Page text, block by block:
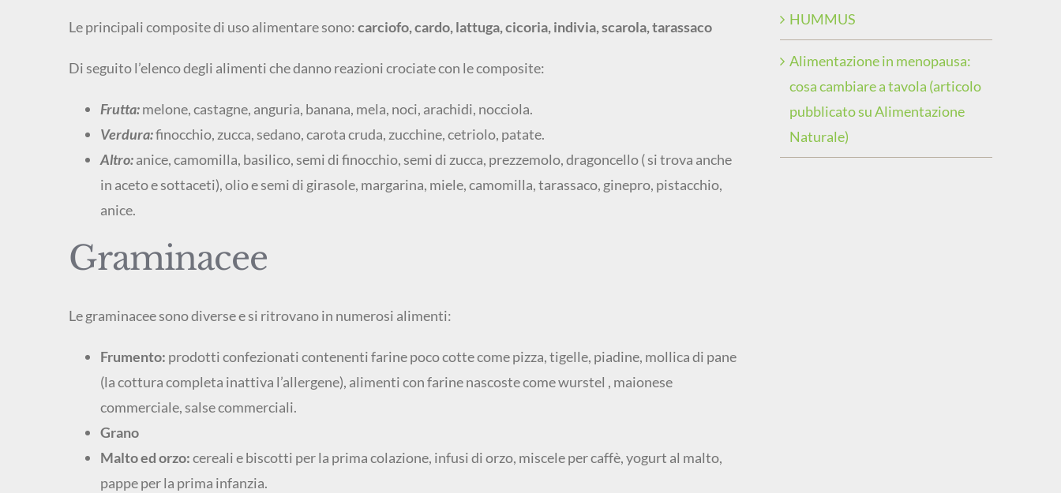
Le principali composite di uso alimentare sono:carciofo, cardo, lattuga, cicoria, indivia, scarola, tarassaco
Di seguito l’elenco degli alimenti che danno reazioni crociate con le composite:
Frutta:melone, castagne, anguria, banana, mela, noci, arachidi, nocciola.
Verdura:finocchio, zucca, sedano, carota cruda, zucchine, cetriolo, patate.
Altro:anice, camomilla, basilico, semi di finocchio, semi di zucca, prezzemolo, dragoncello ( si trova anche
in aceto e sottaceti), olio e semi di girasole, margarina, miele, camomilla, tarassaco, ginepro, pistacchio,
anice.
Graminacee
Le graminacee sono diverse e si ritrovano in numerosi alimenti:
Frumento: prodotti confezionati contenenti farine poco cotte come pizza, tigelle, piadine, mollica di pane
(la cottura completa inattiva l’allergene), alimenti con farine nascoste come wurstel , maionese
commerciale, salse commerciali.
Grano
Malto ed orzo:cereali e biscotti per la prima colazione, infusi di orzo, miscele per caffè, yogurt al malto,
pappe per la prima infanzia.
HUMMUS
Alimentazione in menopausa:
cosa cambiare a tavola (articolo
pubblicato su Alimentazione
Naturale)